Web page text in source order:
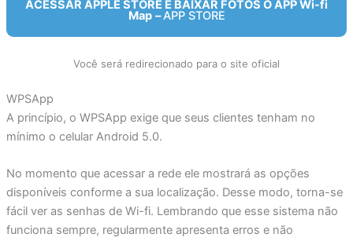
ACESSAR APPLE STORE E BAIXAR FOTOS O APP Wi-fi
Map –APP STORE
Você será redirecionado para o site oficial
WPSApp
A princípio, o WPSApp exige que seus clientes tenham no
mínimo o celular Android 5.0.
No momento que acessar a rede ele mostrará as opções
disponíveis conforme a sua localização. Desse modo, torna-se
fácil ver as senhas de Wi-fi. Lembrando que esse sistema não
funciona sempre, regularmente apresenta erros e não